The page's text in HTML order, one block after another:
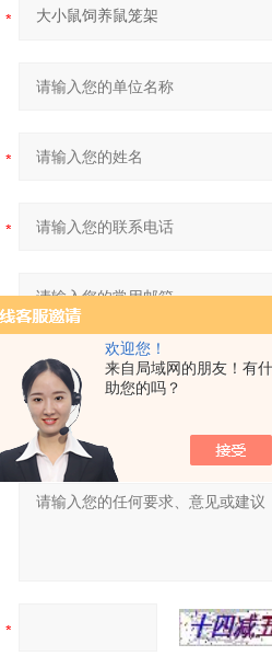
欢迎您！
来自局域网的朋友！有
助您的吗？